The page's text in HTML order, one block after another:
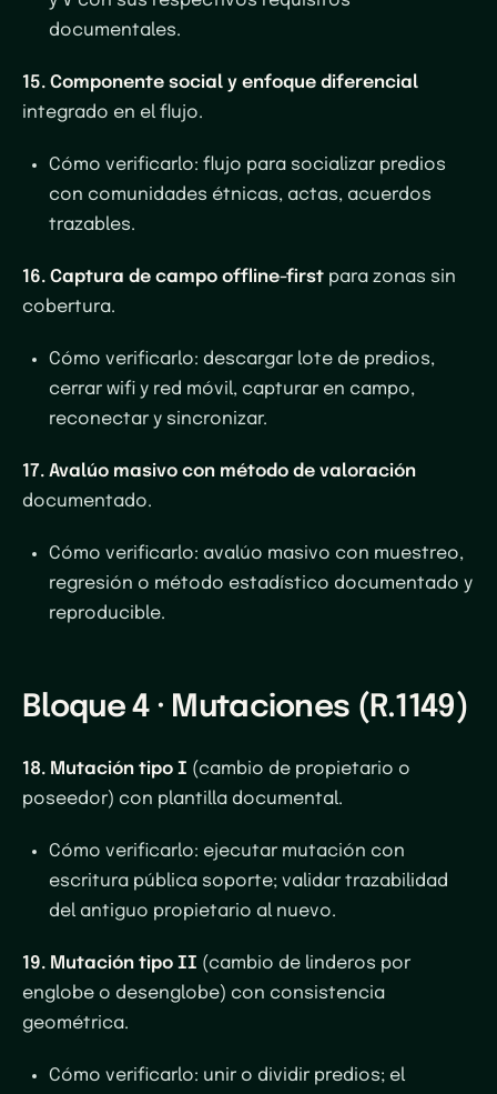
documentales.
15. Componente social y enfoque diferencial
integrado en el flujo.
Cómo verificarlo: flujo para socializar predios
con comunidades étnicas, actas, acuerdos
trazables.
16. Captura de campo offline-first para zonas sin
cobertura.
Cómo verificarlo: descargar lote de predios,
cerrar wifi y red móvil, capturar en campo,
reconectar y sincronizar.
17. Avalúo masivo con método de valoración
documentado.
Cómo verificarlo: avalúo masivo con muestreo,
regresión o método estadístico documentado y
reproducible.
Bloque 4 · Mutaciones (R.1149)
18. Mutación tipo I (cambio de propietario o
poseedor) con plantilla documental.
Cómo verificarlo: ejecutar mutación con
escritura pública soporte; validar trazabilidad
del antiguo propietario al nuevo.
19. Mutación tipo II (cambio de linderos por
englobe o desenglobe) con consistencia
geométrica.
Cómo verificarlo: unir o dividir predios; el